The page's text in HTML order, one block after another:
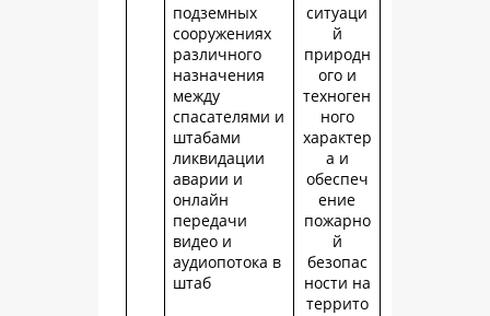
подземных
сооружениях
различного
назначения
между
спасателями и
штабами
ликвидации
аварии и
онлайн
передачи
видео и
аудиопотока в
штаб
ситуаци
й
природн
ого и
техноген
ного
характер
а и
обеспеч
ение
пожарно
й
безопас
ности на
террито